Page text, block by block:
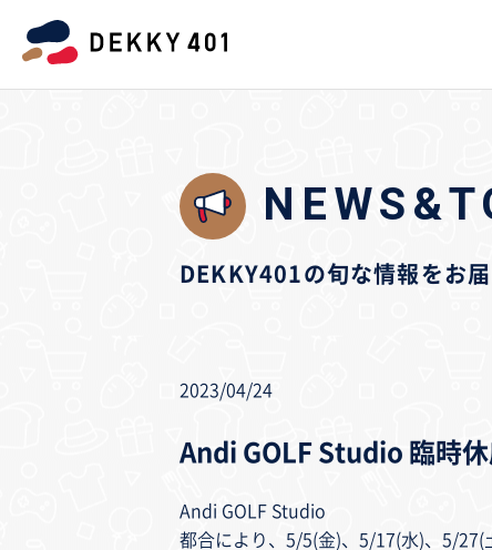
DEKKY401の旬な情報をお
2023/04/24
Andi GOLF Studio 臨時
Andi GOLF Studio
都合により、5/5(金)、5/17(水)、5/27(